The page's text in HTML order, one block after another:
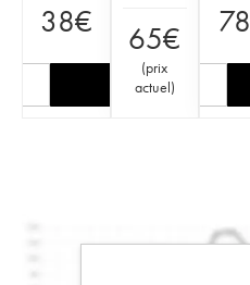
38€ 65€
(prix
actuel)
78